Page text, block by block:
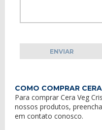
COMO COMPRAR
Para comprar Cera Veg
nossos produtos,
em contato conosco.